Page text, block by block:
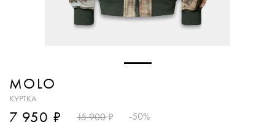
MOLO
КУРТКА
7 950 ₽ 15 900₽ -50%